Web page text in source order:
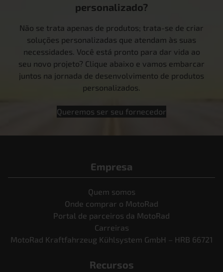
personalizado?
Não se trata apenas de produtos; trata-se de criar
soluções personalizadas que atendam às suas
necessidades. Você está pronto para dar vida ao
seu novo projeto? Clique abaixo e vamos embarcar
juntos na jornada de desenvolvimento de produtos
personalizados.
Queremos ser seu fornecedor
Empresa
Quem somos
Onde comprar o MotoRad
Portal de parceiros da MotoRad
Carreiras
MotoRad Kraftfahrzeug Kühlsystem GmbH – HRB 66721
Recursos